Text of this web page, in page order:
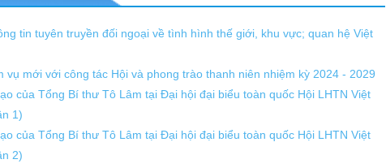
tin tuyên truyền đối ngoại về tình hình thế giới, khu vực; quan hệ Việt
vụ mới với công tác Hội và phong trào thanh niên nhiệm kỳ 2024 - 2029
của Tổng Bí thư Tô Lâm tại Đại hội đại biểu toàn quốc Hội LHTN Việt
1)
của Tổng Bí thư Tô Lâm tại Đại hội đại biểu toàn quốc Hội LHTN Việt
2)